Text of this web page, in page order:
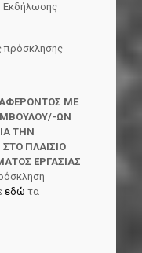
Εκδήλωσης
πρόσκλησης
ΜΕ
ΩΝ
ΤΗΝ
ΠΛΑΙΣΙΟ
ΕΡΓΑΣΙΑΣ
εδώ τα